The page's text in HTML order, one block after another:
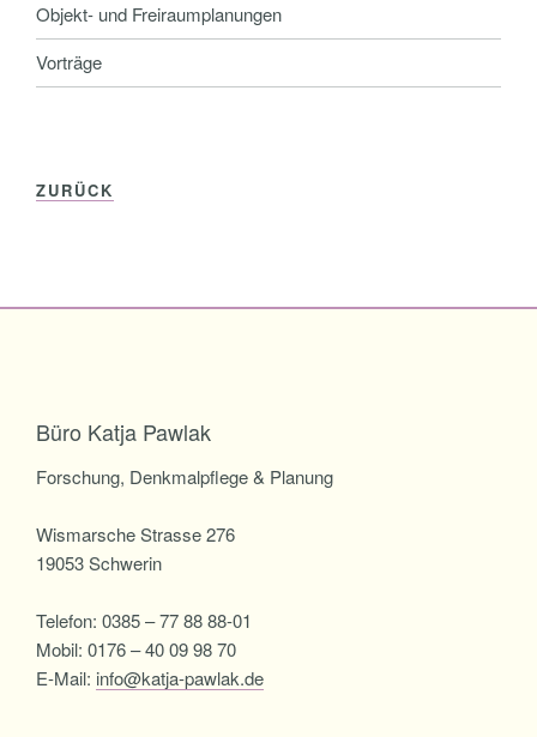
Objekt- und Freiraumplanungen
Vorträge
ZURÜCK
Büro Katja Pawlak
Forschung, Denkmalpflege & Planung
Wismarsche Strasse 276
19053 Schwerin
Telefon: 0385 – 77 88 88-01
Mobil: 0176 – 40 09 98 70
E-Mail: info@katja-pawlak.de